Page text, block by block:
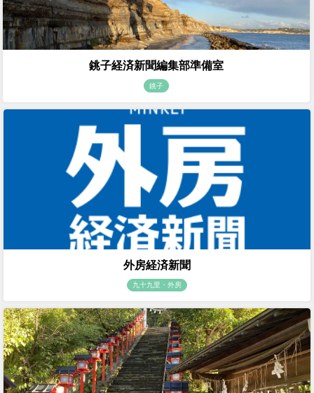
銚子経済新聞編集部準備室
銚子
外房経済新聞
九十九里・外房